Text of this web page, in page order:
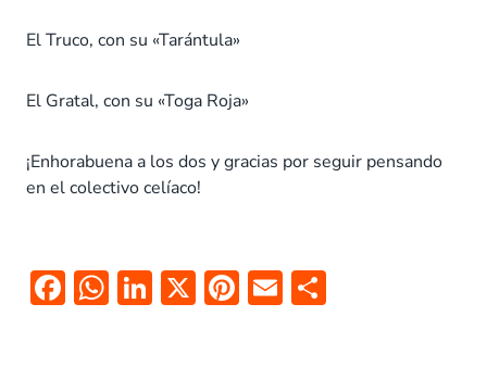
El Truco, con su «Tarántula»
El Gratal, con su «Toga Roja»
¡Enhorabuena a los dos y gracias por seguir pensando
en el colectivo celíaco!
F W Li X Pi E